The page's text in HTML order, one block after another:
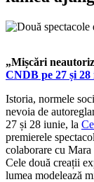
„Mișcări
CNDB pe 27 și 28
Istoria, normele
nevoia de
27 și 28 iunie, la
premierele
colaborare cu
Cele două creații
lumea modelează